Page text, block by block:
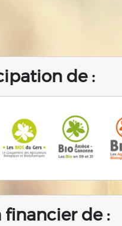
de :
financier de :